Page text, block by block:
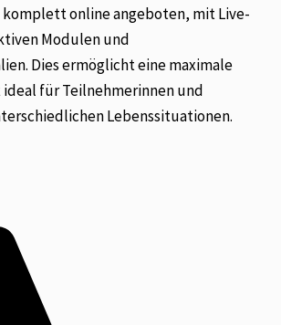
komplett online angeboten, mit Live-
Modulen und
Dies ermöglicht eine maximale
für Teilnehmerinnen und
Lebenssituationen.